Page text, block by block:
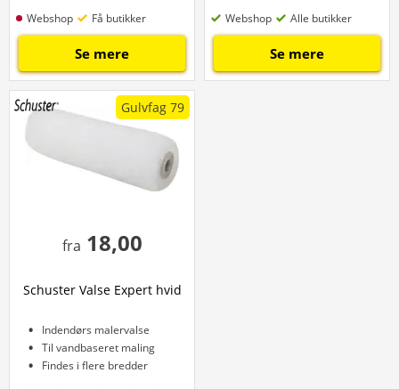
Webshop
Få butikker
Se mere
Webshop
Alle butikker
Se mere
Gulvfag 79
fra 18,00
Schuster Valse Expert hvid
Indendørs malervalse
Til vandbaseret maling
Findes i flere bredder